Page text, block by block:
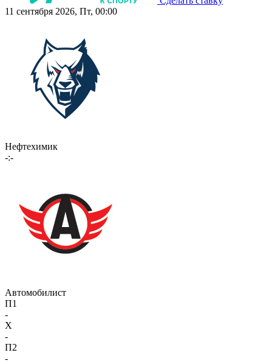
11 сентября 2026, Пт, 00:00
Нефтехимик
-:-
Автомобилист
П1
-
X
-
П2
-